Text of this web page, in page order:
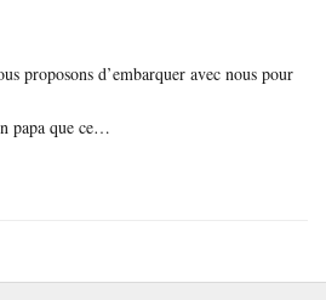
proposons d’embarquer avec nous pour
papa que ce…